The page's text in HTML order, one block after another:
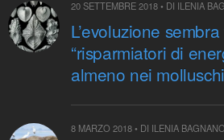
20 SETTEMBRE 2018 • DI ILENIA
L’evoluzione
“risparmiatori di
almeno nei molluschi
8 MARZO 2018 • DI ILENIA BAGNANO